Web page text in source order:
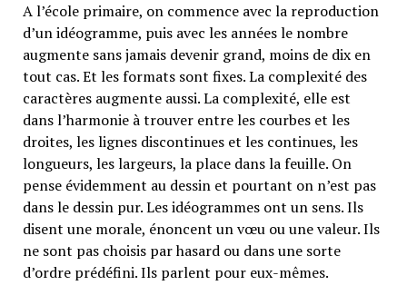
A l’école primaire, on commence avec la reproduction
d’un idéogramme, puis avec les années le nombre
augmente sans jamais devenir grand, moins de dix en
tout cas. Et les formats sont fixes. La complexité des
caractères augmente aussi. La complexité, elle est
dans l’harmonie à trouver entre les courbes et les
droites, les lignes discontinues et les continues, les
longueurs, les largeurs, la place dans la feuille. On
pense évidemment au dessin et pourtant on n’est pas
dans le dessin pur. Les idéogrammes ont un sens. Ils
disent une morale, énoncent un vœu ou une valeur. Ils
ne sont pas choisis par hasard ou dans une sorte
d’ordre prédéfini. Ils parlent pour eux-mêmes.